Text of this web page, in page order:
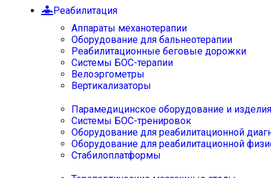
Реабилитация
Аппараты механотерапии
Оборудование для бальнеотерапии
Реабилитационные беговые дорожки
Системы БОС-терапии
Велоэргометры
Вертикализаторы
Парамедицинское оборудование и изделия
Системы БОС-тренировок
Оборудование для реабилитационной
Оборудование для реабилитационной
Стабилоплатформы